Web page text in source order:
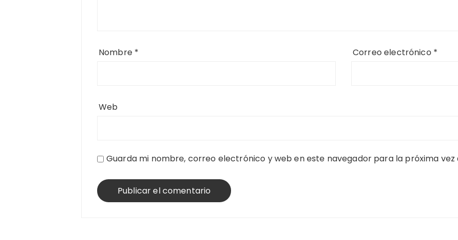
Nombre * Correo electrónico *
Web
Guarda mi nombre, correo electrónico y web en este navegador para la próxima vez